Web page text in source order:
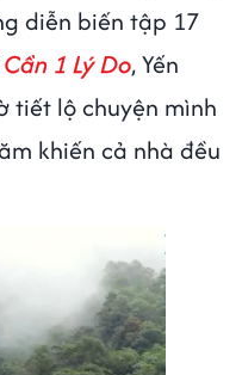
diễn biến tập 17
1 Lý Do, Yến
tiết lộ chuyện mình
khiến cả nhà đều